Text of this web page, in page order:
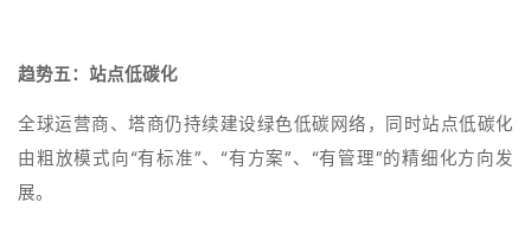
趋势五：站点低碳化
全球运营商、塔商仍持续建设绿色低碳网络，同时站点低碳化
由粗放模式向“有标准”、“有方案”、“有管理”的精细化方向发
展。